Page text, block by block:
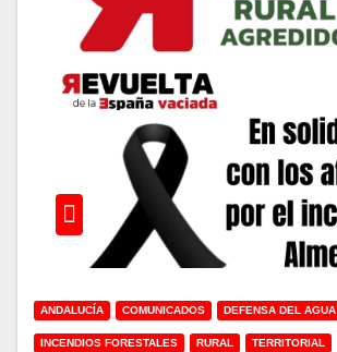
ANDALUCÍA COMUNICADOS DEFENSA DEL AGUA
INCENDIOS FORESTALES RURAL TERRITORIAL